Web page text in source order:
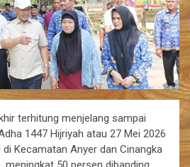
terhitung menjelang sampai
1447 Hijriyah atau 27 Mei 2026
Kecamatan Anyer dan Cinangka